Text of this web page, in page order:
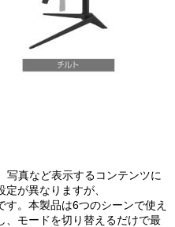
写真など表示するコンテンツに
が異なりますが、
。本製品は6つのシーンで使え
、モードを切り替えるだけで最